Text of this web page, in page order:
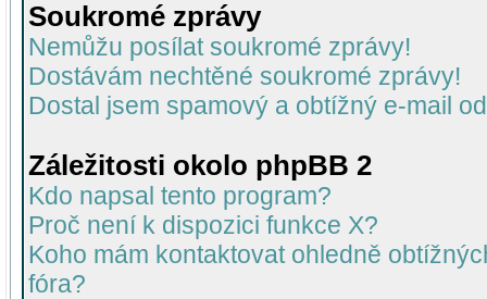
Soukromé zprávy
Nemůžu posílat soukromé zprávy!
Dostávám nechtěné soukromé zprávy!
Dostal jsem spamový a obtížný e-mail
Záležitosti okolo phpBB 2
Kdo napsal tento program?
Proč není k dispozici funkce X?
Koho mám kontaktovat ohledně
fóra?